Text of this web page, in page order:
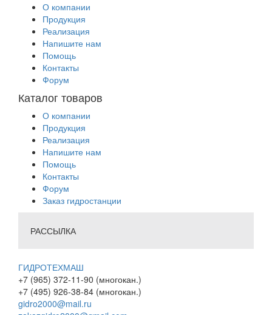
О компании
Продукция
Реализация
Напишите нам
Помощь
Контакты
Форум
Каталог товаров
О компании
Продукция
Реализация
Напишите нам
Помощь
Контакты
Форум
Заказ гидростанции
РАССЫЛКА
ГИДРОТЕХМАШ
+7 (965) 372-11-90 (многокан.)
+7 (495) 926-38-84 (многокан.)
gidro2000@mail.ru